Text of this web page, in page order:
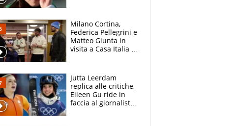
Milano Cortina,
Federica Pellegrini e
Matteo Giunta in
visita a Casa Italia a
Jutta Leerdam
replica alle critiche,
Eileen Gu ride in
faccia al giornalista: